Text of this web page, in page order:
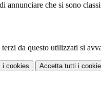
annunciare che si sono
da questo utilizzati si
i cookies Accetta tutti i